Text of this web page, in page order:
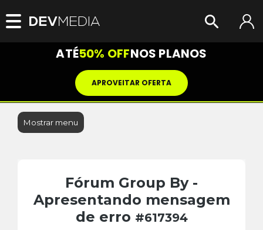
ATÉ50% OFFNOS PLANOS
APROVEITAR OFERTA
Mostrar menu
Fórum Group By -
Apresentando mensagem
de erro #617394